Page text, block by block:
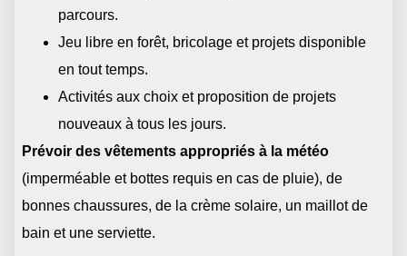
parcours.
Jeu libre en forêt, bricolage et projets disponible
en tout temps.
Activités aux choix et proposition de projets
nouveaux à tous les jours.
Prévoir des vêtements appropriés à la météo
(imperméable et bottes requis en cas de pluie), de
bonnes chaussures, de la crème solaire, un maillot de
bain et une serviette.